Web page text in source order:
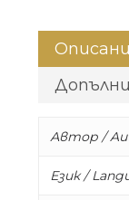
Автор /
Език /